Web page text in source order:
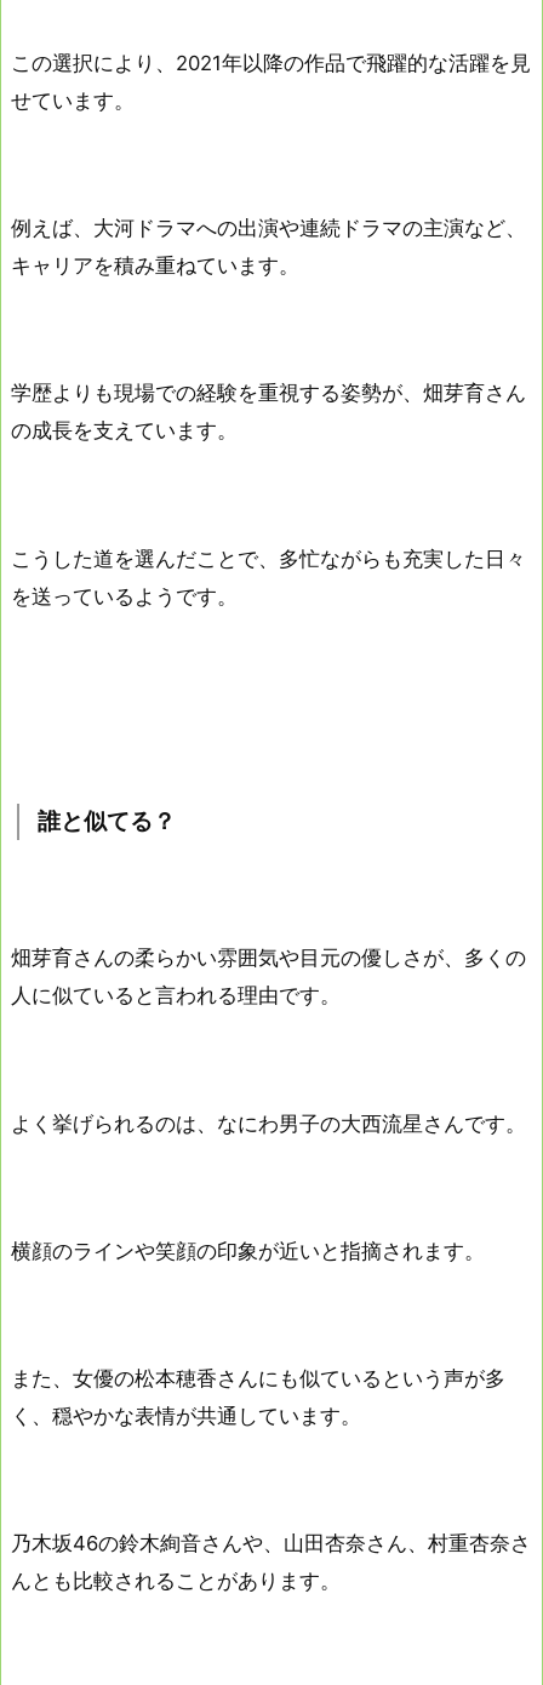
この選択により、2021年以降の作品で飛躍的な活躍を見
せています。
例えば、大河ドラマへの出演や連続ドラマの主演など、
キャリアを積み重ねています。
学歴よりも現場での経験を重視する姿勢が、畑芽育さん
の成長を支えています。
こうした道を選んだことで、多忙ながらも充実した日々
を送っているようです。
誰と似てる？
畑芽育さんの柔らかい雰囲気や目元の優しさが、多くの
人に似ていると言われる理由です。
よく挙げられるのは、なにわ男子の大西流星さんです。
横顔のラインや笑顔の印象が近いと指摘されます。
また、女優の松本穂香さんにも似ているという声が多
く、穏やかな表情が共通しています。
乃木坂46の鈴木絢音さんや、山田杏奈さん、村重杏奈さ
んとも比較されることがあります。